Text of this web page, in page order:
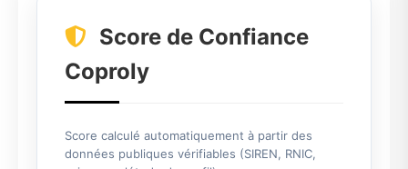
Score de Confiance
Coproly
Score calculé automatiquement à partir des
données publiques vérifiables (SIREN, RNIC,